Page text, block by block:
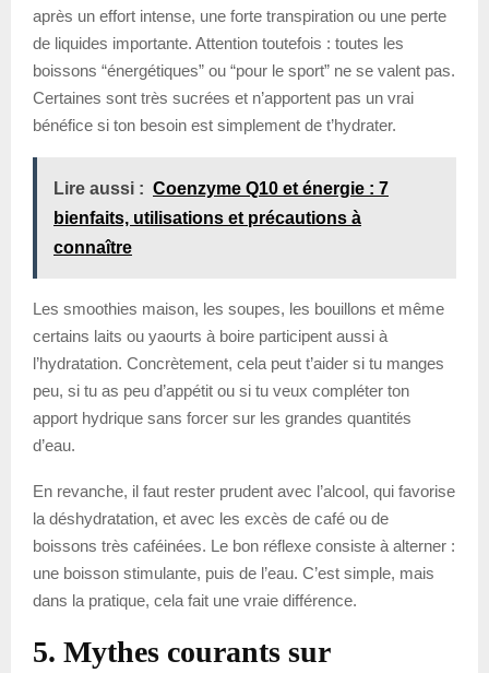
après un effort intense, une forte transpiration ou une perte
de liquides importante. Attention toutefois : toutes les
boissons “énergétiques” ou “pour le sport” ne se valent pas.
Certaines sont très sucrées et n’apportent pas un vrai
bénéfice si ton besoin est simplement de t’hydrater.
Lire aussi : Coenzyme Q10 et énergie : 7
bienfaits, utilisations et précautions à
connaître
Les smoothies maison, les soupes, les bouillons et même
certains laits ou yaourts à boire participent aussi à
l’hydratation. Concrètement, cela peut t’aider si tu manges
peu, si tu as peu d’appétit ou si tu veux compléter ton
apport hydrique sans forcer sur les grandes quantités
d’eau.
En revanche, il faut rester prudent avec l’alcool, qui favorise
la déshydratation, et avec les excès de café ou de
boissons très caféinées. Le bon réflexe consiste à alterner :
une boisson stimulante, puis de l’eau. C’est simple, mais
dans la pratique, cela fait une vraie différence.
5. Mythes courants sur